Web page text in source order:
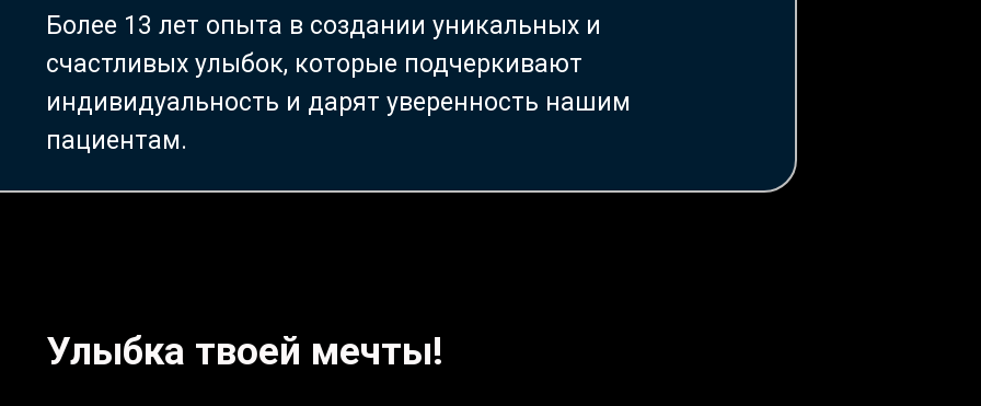
Более 13 лет опыта в создании уникальных и
счастливых улыбок, которые подчеркивают
индивидуальность и дарят уверенность нашим
пациентам.
Улыбка твоей мечты!